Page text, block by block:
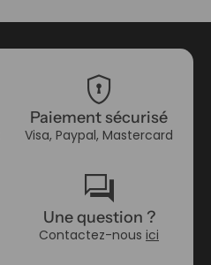
encrypted
Paiement sécurisé
Visa, Paypal, Mastercard
forum
Une question ?
Contactez-nous ici